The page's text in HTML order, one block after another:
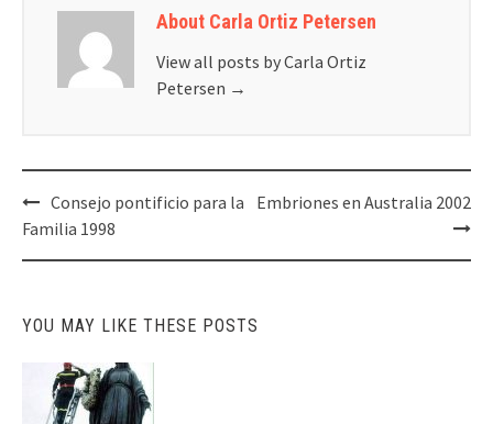
About Carla Ortiz Petersen
View all posts by Carla Ortiz
Petersen →
Post
navigation
Consejo pontificio para la
Familia 1998
Embriones en Australia 2002
YOU MAY LIKE THESE POSTS